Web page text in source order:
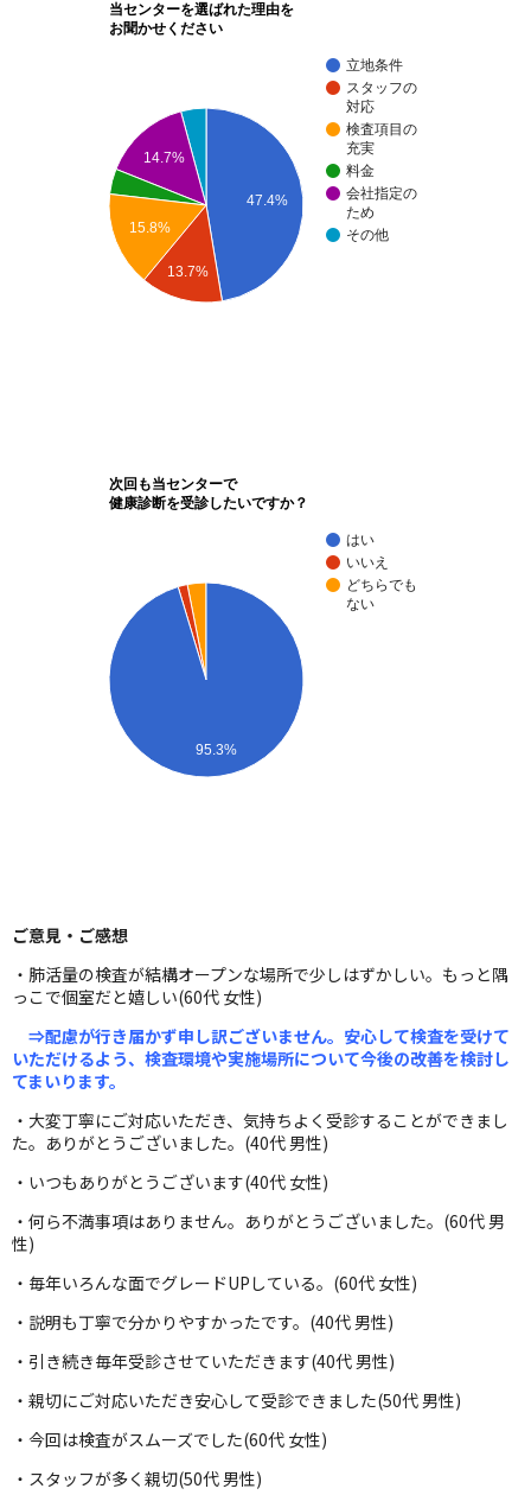
当センターを選ばれた理由を
お聞かせください
立地条件
スタッフの
対応
検査項目の
充実
料金
会社指定の
ため
その他
47.4%
14.7%
15.8%
13.7%
次回も当センターで
健康診断を受診したいですか？
はい
いいえ
どちらでも
ない
95.3%
ご意見・ご感想
・肺活量の検査が結構オープンな場所で少しはずかしい。もっと隅
っこで個室だと嬉しい(60代 女性)
⇒配慮が行き届かず申し訳ございません。安心して検査を受けて
いただけるよう、検査環境や実施場所について今後の改善を検討し
てまいります。
・大変丁寧にご対応いただき、気持ちよく受診することができまし
た。ありがとうございました。(40代 男性)
・いつもありがとうございます(40代 女性)
・何ら不満事項はありません。ありがとうございました。(60代 男
性)
・毎年いろんな面でグレードUPしている。(60代 女性)
・説明も丁寧で分かりやすかったです。(40代 男性)
・引き続き毎年受診させていただきます(40代 男性)
・親切にご対応いただき安心して受診できました(50代 男性)
・今回は検査がスムーズでした(60代 女性)
・スタッフが多く親切(50代 男性)